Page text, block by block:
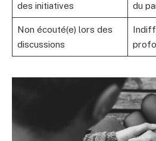
des initiatives
du
Non écouté(e) lors des
discussions